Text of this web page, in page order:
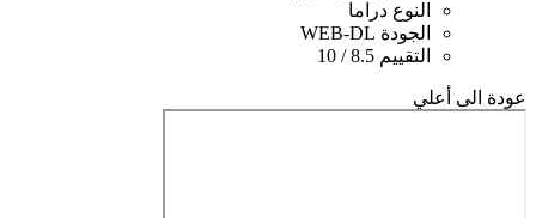
النوع دراما
الجودة WEB-DL
التقييم 8.5 / 10
عودة الى أعلي